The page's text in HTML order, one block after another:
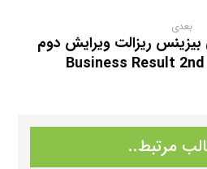
بعدی
بیزینس ریزالت ویرایش دوم
Business Result
مرتبط..